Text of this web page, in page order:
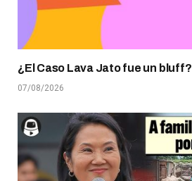
¿El Caso Lava Jato fue un bluff?
07/08/2026